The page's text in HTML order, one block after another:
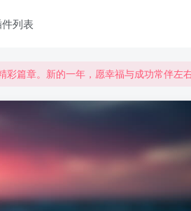
列表
篇章。新的一年，愿幸福与成功常伴左
篇章。新的一年，愿幸福与成功常伴左